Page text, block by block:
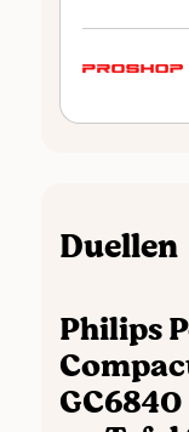
objektiv
cirka 300
Duellen
Philips